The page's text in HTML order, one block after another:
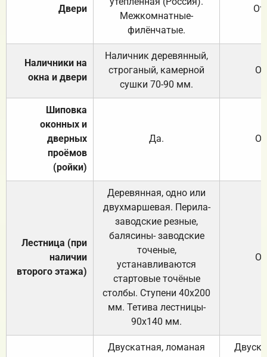
Двери
Межкомнатные-
филёнчатые.
Наличники на
окна и двери
Наличник деревянный,
строганый, камерной
сушки 70-90 мм.
Шиповка
оконных и
дверных
проёмов
(ройки)
Да.
Лестница (при
наличии
второго этажа)
Деревянная, одно или
двухмаршевая. Перила-
заводские резные,
балясины- заводские
точеные,
устанавливаются
стартовые точёные
столбы. Ступени 40х200
мм. Тетива лестницы-
90х140 мм.
Двускатная, ломаная